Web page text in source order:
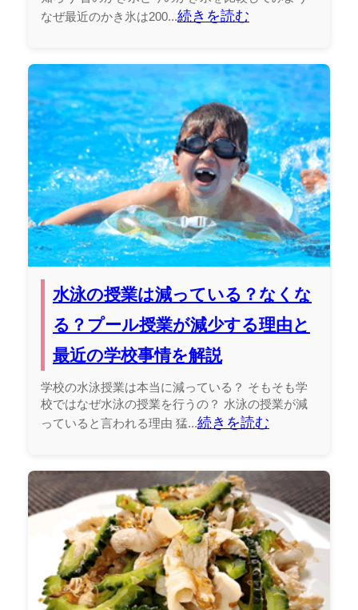
なぜ最近のかき氷は200...続きを読む
水泳の授業は減っている？なくな
る？プール授業が減少する理由と
最近の学校事情を解説
学校の水泳授業は本当に減っている？ そもそも学
校ではなぜ水泳の授業を行うの？ 水泳の授業が減
っていると言われる理由 猛...続きを読む